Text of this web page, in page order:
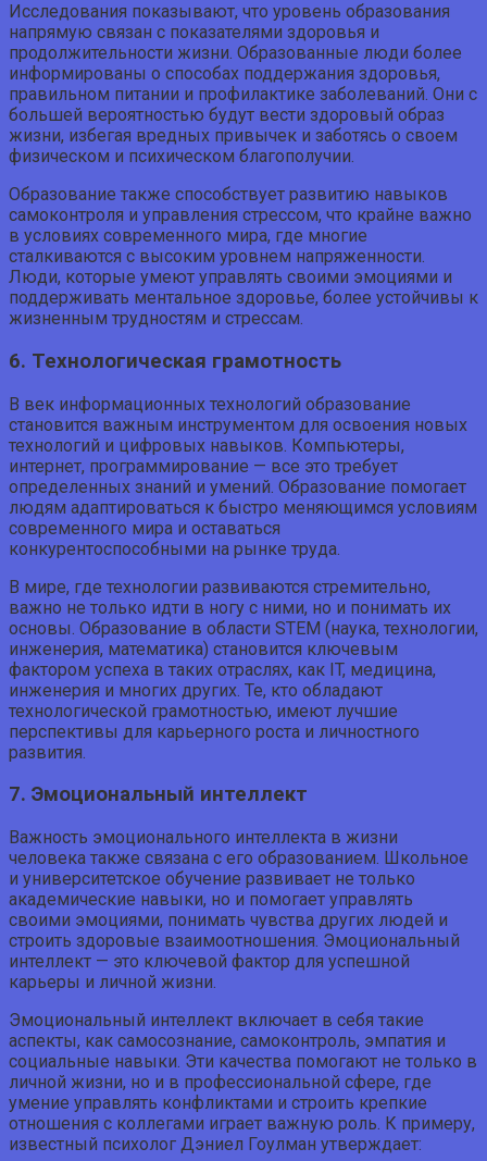
Исследования показывают, что уровень образования
напрямую связан с показателями здоровья и
продолжительности жизни. Образованные люди более
информированы о способах поддержания здоровья,
правильном питании и профилактике заболеваний. Они с
большей вероятностью будут вести здоровый образ
жизни, избегая вредных привычек и заботясь о своем
физическом и психическом благополучии.
Образование также способствует развитию навыков
самоконтроля и управления стрессом, что крайне важно
в условиях современного мира, где многие
сталкиваются с высоким уровнем напряженности.
Люди, которые умеют управлять своими эмоциями и
поддерживать ментальное здоровье, более устойчивы к
жизненным трудностям и стрессам.
6. Технологическая грамотность
В век информационных технологий образование
становится важным инструментом для освоения новых
технологий и цифровых навыков. Компьютеры,
интернет, программирование — все это требует
определенных знаний и умений. Образование помогает
людям адаптироваться к быстро меняющимся условиям
современного мира и оставаться
конкурентоспособными на рынке труда.
В мире, где технологии развиваются стремительно,
важно не только идти в ногу с ними, но и понимать их
основы. Образование в области STEM (наука, технологии,
инженерия, математика) становится ключевым
фактором успеха в таких отраслях, как IT, медицина,
инженерия и многих других. Те, кто обладают
технологической грамотностью, имеют лучшие
перспективы для карьерного роста и личностного
развития.
7. Эмоциональный интеллект
Важность эмоционального интеллекта в жизни
человека также связана с его образованием. Школьное
и университетское обучение развивает не только
академические навыки, но и помогает управлять
своими эмоциями, понимать чувства других людей и
строить здоровые взаимоотношения. Эмоциональный
интеллект — это ключевой фактор для успешной
карьеры и личной жизни.
Эмоциональный интеллект включает в себя такие
аспекты, как самосознание, самоконтроль, эмпатия и
социальные навыки. Эти качества помогают не только в
личной жизни, но и в профессиональной сфере, где
умение управлять конфликтами и строить крепкие
отношения с коллегами играет важную роль. К примеру,
известный психолог Дэниел Гоулман утверждает: